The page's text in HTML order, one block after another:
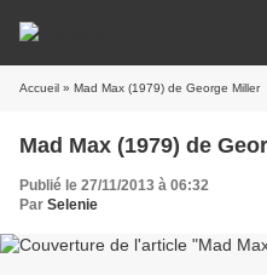
Accueil » Mad Max (1979) de George Miller
Mad Max (1979) de
Publié le 27/11/2013 à 06:32
Par Selenie